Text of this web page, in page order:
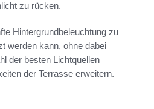
zu rücken.
Hintergrundbeleuchtung zu
werden kann, ohne dabei
der besten Lichtquellen
der Terrasse erweitern.